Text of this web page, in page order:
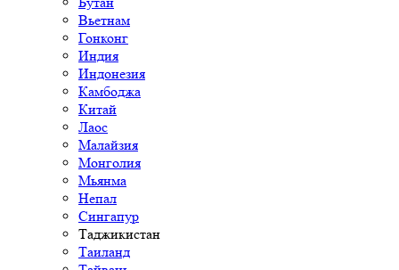
Вьетнам
Гонконг
Индия
Индонезия
Камбоджа
Китай
Лаос
Малайзия
Монголия
Мьянма
Непал
Сингапур
Таджикистан
Таиланд